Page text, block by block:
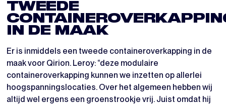
TWEEDE
IN DE MAAK
Er is inmiddels een tweede containeroverkapping in de
maak voor Qirion. Leroy: “deze modulaire
containeroverkapping kunnen we inzetten op allerlei
hoogspanningslocaties. Over het algemeen hebben wij
altijd wel ergens een groenstrookje vrij. Juist omdat hij